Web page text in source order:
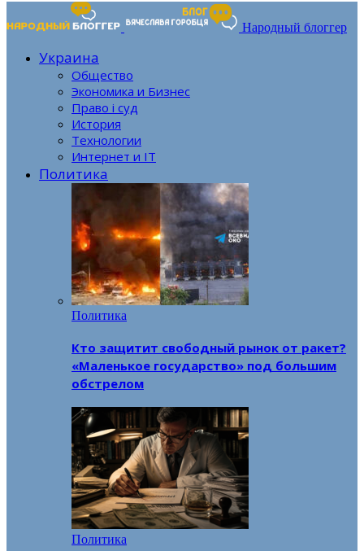
Народный блоггер
Украина
Общество
Экономика и Бизнес
Право і суд
История
Технологии
Интернет и IT
Политика
Политика
Кто защитит свободный рынок от ракет?
«Маленькое государство» под большим
обстрелом
Политика